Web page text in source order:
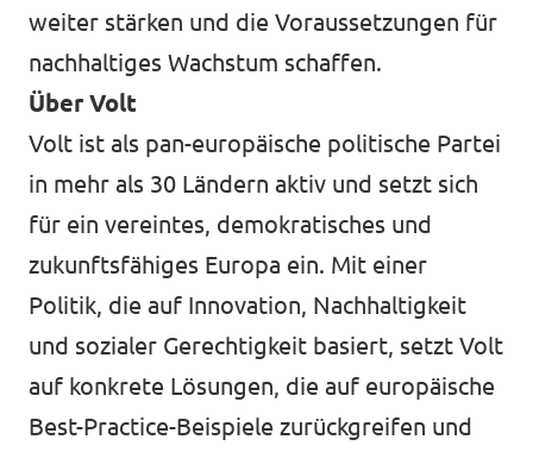
weiter stärken und die Voraussetzungen für
nachhaltiges Wachstum schaffen.
Über Volt
Volt ist als pan-europäische politische Partei
in mehr als 30 Ländern aktiv und setzt sich
für ein vereintes, demokratisches und
zukunftsfähiges Europa ein. Mit einer
Politik, die auf Innovation, Nachhaltigkeit
und sozialer Gerechtigkeit basiert, setzt Volt
auf konkrete Lösungen, die auf europäische
Best-Practice-Beispiele zurückgreifen und